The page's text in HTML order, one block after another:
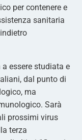
per contenere e
sanitaria
a essere studiata e
dal punto di
ma
Sarà
prossimi virus
terza